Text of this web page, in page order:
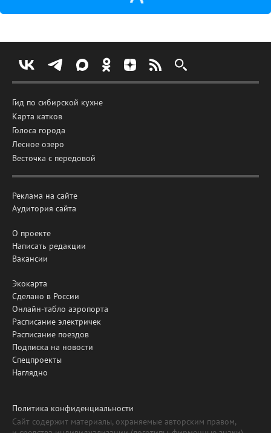
Гид по сибирской кухне
Карта катков
Голоса города
Лесное озеро
Весточка с передовой
Реклама на сайте
Аудитория сайта
О проекте
Написать редакции
Вакансии
Экокарта
Сделано в России
Онлайн-табло аэропорта
Расписание электричек
Расписание поездов
Подписка на новости
Спецпроекты
Наглядно
Политика конфиденциальности
Сайт содержит материалы, охраняемые авторским правом,